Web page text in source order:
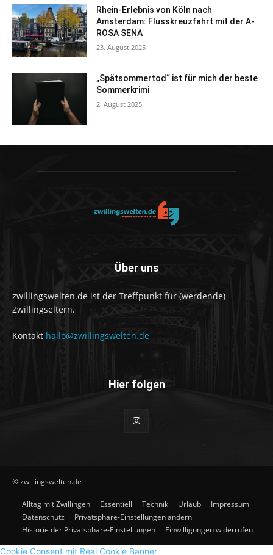
Rhein-Erlebnis von Köln nach
Amsterdam: Flusskreuzfahrt mit der A-
ROSA SENA
23. August 2025
„Spätsommertod“ ist für mich der beste
Sommerkrimi
2. August 2025
Über uns
zwillingswelten.de ist der Treffpunkt für (werdende)
Zwillingseltern.
Kontakt hallo@zwillingswelten.de
Hier folgen
© zwillingswelten.de
Alltag mit Zwillingen Essentiell Technik Urlaub
Impressum
Datenschutz
Privatsphäre-Einstellungen ändern
Historie der Privatsphäre-Einstellungen
Einwilligungen widerrufen
Cookie Consent mit Real Cookie Banner